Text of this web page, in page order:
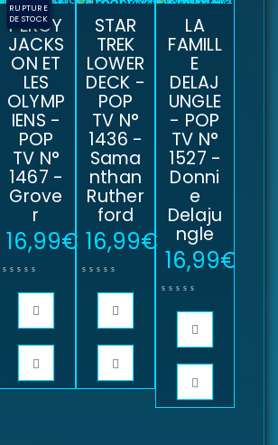
RUPTURE
DE STOCK
PERCY
JACKS
ON ET
LES
OLYMP
IENS -
POP
TV N°
1467 -
Grove
r
16,99€
STAR
TREK
LOWER
DECK -
POP
TV N°
1436 -
Sama
nthan
Ruther
ford
16,99€
LA
FAMILL
E
DELAJ
UNGLE
- POP
TV N°
1527 -
Donni
e
Delaju
ngle
16,99€